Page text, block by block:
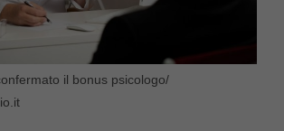
il bonus psicologo/